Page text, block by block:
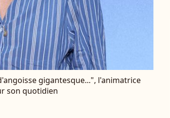
gigantesque...", l'animatrice
son quotidien